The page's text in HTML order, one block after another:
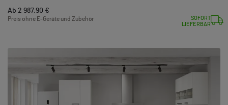
Ab 2 987,90 €
Preis ohne E-Geräte und Zubehör
SOFORT
LIEFERBAR